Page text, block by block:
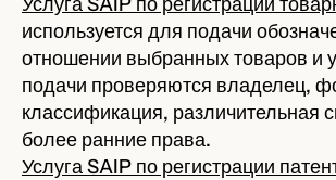
используется для подачи
отношении выбранных товаров и
подачи проверяются владелец,
классификация, различительная
более ранние права.
Услуга SAIP по регистрации